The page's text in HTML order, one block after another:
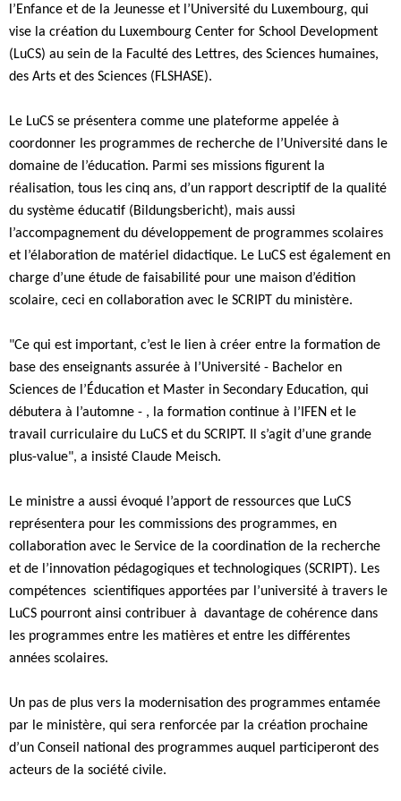
l’Enfance et de la Jeunesse et l’Université du Luxembourg, qui
vise la création du Luxembourg Center for School Development
(LuCS) au sein de la Faculté des Lettres, des Sciences humaines,
des Arts et des Sciences (FLSHASE).
Le LuCS se présentera comme une plateforme appelée à
coordonner les programmes de recherche de l’Université dans le
domaine de l’éducation. Parmi ses missions figurent la
réalisation, tous les cinq ans, d’un rapport descriptif de la qualité
du système éducatif (Bildungsbericht), mais aussi
l’accompagnement du développement de programmes scolaires
et l’élaboration de matériel didactique. Le LuCS est également en
charge d’une étude de faisabilité pour une maison d’édition
scolaire, ceci en collaboration avec le SCRIPT du ministère.
"Ce qui est important, c’est le lien à créer entre la formation de
base des enseignants assurée à l’Université - Bachelor en
Sciences de l’Éducation et Master in Secondary Education, qui
débutera à l’automne - , la formation continue à l’IFEN et le
travail curriculaire du LuCS et du SCRIPT. Il s’agit d’une grande
plus-value", a insisté Claude Meisch.
Le ministre a aussi évoqué l’apport de ressources que LuCS
représentera pour les commissions des programmes, en
collaboration avec le Service de la coordination de la recherche
et de l’innovation pédagogiques et technologiques (SCRIPT). Les
compétences scientifiques apportées par l’université à travers le
LuCS pourront ainsi contribuer à davantage de cohérence dans
les programmes entre les matières et entre les différentes
années scolaires.
Un pas de plus vers la modernisation des programmes entamée
par le ministère, qui sera renforcée par la création prochaine
d’un Conseil national des programmes auquel participeront des
acteurs de la société civile.